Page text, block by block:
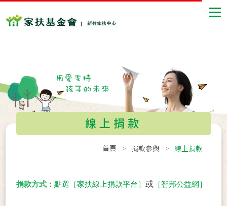
線上捐款
首頁 捐款參與 線上捐款
捐款方式：點選［家扶線上捐款平台 ］或 ［ 智邦公益網 ］